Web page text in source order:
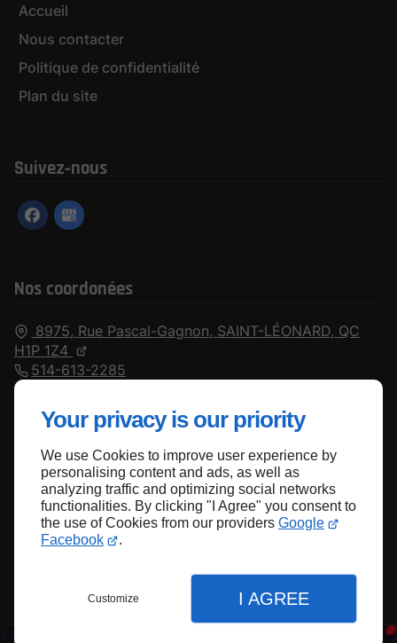
Your privacy is our priority
We use Cookies to improve user experience by
personalising content and ads, as well as
analyzing traffic and optimizing social networks
functionalities. By clicking "I Agree" you consent to
the use of Cookies from our providers Google
Facebook
.
Customize I AGREE
Accueil
Nous contacter
Politique de confidentialité
Plan du site
Suivez‑nous
Nos coordonées
8975, Rue Pascal-Gagnon, SAINT-LÉONARD, QC
H1P 1Z4
514-613-2285
Haut de page